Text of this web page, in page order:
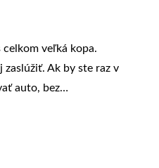
celkom veľká kopa.
zaslúžiť. Ak by ste raz v
auto, bez…